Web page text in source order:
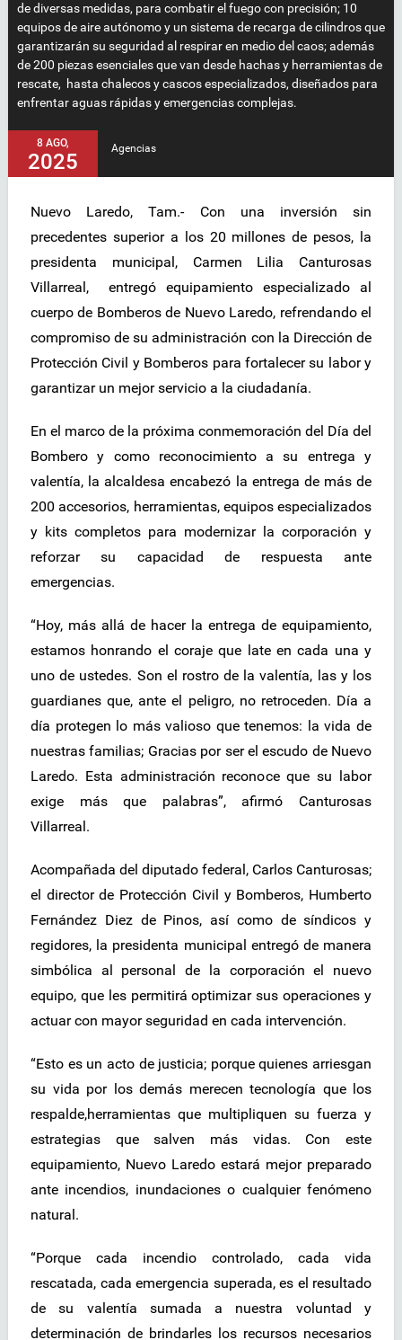
de diversas medidas, para combatir el fuego con precisión; 10
equipos de aire autónomo y un sistema de recarga de cilindros que
garantizarán su seguridad al respirar en medio del caos; además
de 200 piezas esenciales que van desde hachas y herramientas de
rescate, hasta chalecos y cascos especializados, diseñados para
enfrentar aguas rápidas y emergencias complejas.
8 AGO,
2025
Agencias
Nuevo Laredo, Tam.- Con una inversión sin
precedentes superior a los 20 millones de pesos, la
presidenta municipal, Carmen Lilia Canturosas
Villarreal, entregó equipamiento especializado al
cuerpo de Bomberos de Nuevo Laredo, refrendando el
compromiso de su administración con la Dirección de
Protección Civil y Bomberos para fortalecer su labor y
garantizar un mejor servicio a la ciudadanía.
En el marco de la próxima conmemoración del Día del
Bombero y como reconocimiento a su entrega y
valentía, la alcaldesa encabezó la entrega de más de
200 accesorios, herramientas, equipos especializados
y kits completos para modernizar la corporación y
reforzar su capacidad de respuesta ante
emergencias.
“Hoy, más allá de hacer la entrega de equipamiento,
estamos honrando el coraje que late en cada una y
uno de ustedes. Son el rostro de la valentía, las y los
guardianes que, ante el peligro, no retroceden. Día a
día protegen lo más valioso que tenemos: la vida de
nuestras familias; Gracias por ser el escudo de Nuevo
Laredo. Esta administración reconoce que su labor
exige más que palabras”, afirmó Canturosas
Villarreal.
Acompañada del diputado federal, Carlos Canturosas;
el director de Protección Civil y Bomberos, Humberto
Fernández Diez de Pinos, así como de síndicos y
regidores, la presidenta municipal entregó de manera
simbólica al personal de la corporación el nuevo
equipo, que les permitirá optimizar sus operaciones y
actuar con mayor seguridad en cada intervención.
“Esto es un acto de justicia; porque quienes arriesgan
su vida por los demás merecen tecnología que los
respalde,herramientas que multipliquen su fuerza y
estrategias que salven más vidas. Con este
equipamiento, Nuevo Laredo estará mejor preparado
ante incendios, inundaciones o cualquier fenómeno
natural.
“Porque cada incendio controlado, cada vida
rescatada, cada emergencia superada, es el resultado
de su valentía sumada a nuestra voluntad y
determinación de brindarles los recursos necesarios